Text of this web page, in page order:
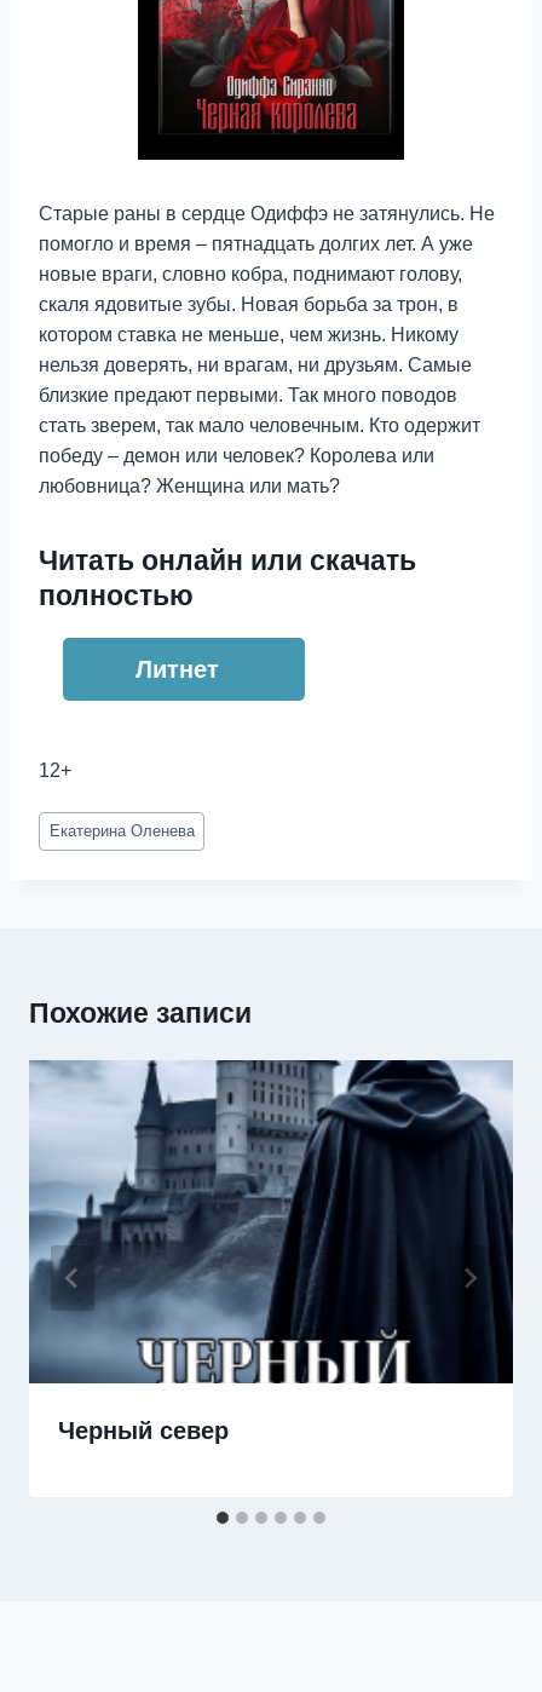
Старые раны в сердце Одиффэ не затянулись. Не
помогло и время – пятнадцать долгих лет. А уже
новые враги, словно кобра, поднимают голову,
скаля ядовитые зубы. Новая борьба за трон, в
котором ставка не меньше, чем жизнь. Никому
нельзя доверять, ни врагам, ни друзьям. Самые
близкие предают первыми. Так много поводов
стать зверем, так мало человечным. Кто одержит
победу – демон или человек? Королева или
любовница? Женщина или мать?
Читать онлайн или скачать
полностью
Литнет
12+
Метки
записи:
Екатерина Оленева
Похожие записи
Черный север